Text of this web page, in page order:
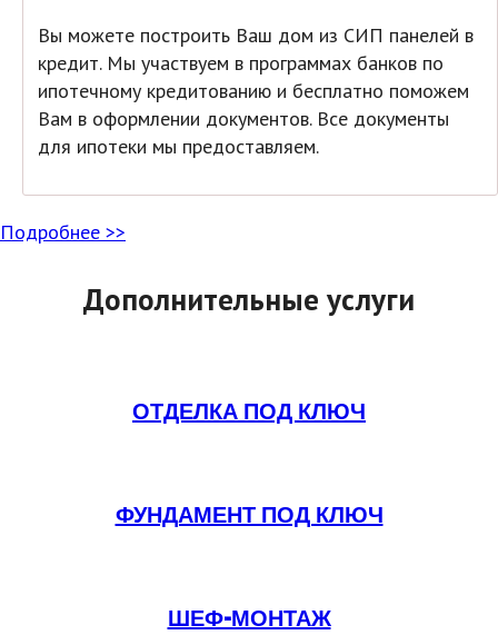
Вы можете построить Ваш дом из СИП панелей в
кредит. Мы участвуем в программах банков по
ипотечному кредитованию и бесплатно поможем
Вам в оформлении документов. Все документы
для ипотеки мы предоставляем.
Подробнее >>
Дополнительные услуги
ОТДЕЛКА ПОД КЛЮЧ
ФУНДАМЕНТ ПОД КЛЮЧ
ШЕФ-МОНТАЖ